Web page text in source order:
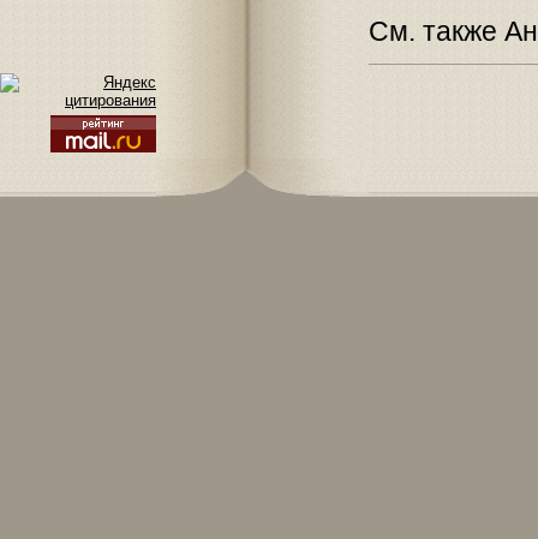
См. также